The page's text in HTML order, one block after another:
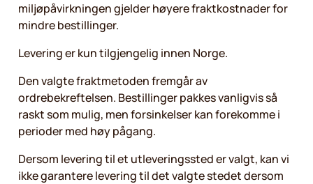
miljøpåvirkningen gjelder høyere fraktkostnader for
mindre bestillinger.
Levering er kun tilgjengelig innen Norge.
Den valgte fraktmetoden fremgår av
ordrebekreftelsen. Bestillinger pakkes vanligvis så
raskt som mulig, men forsinkelser kan forekomme i
perioder med høy pågang.
Dersom levering til et utleveringssted er valgt, kan vi
ikke garantere levering til det valgte stedet dersom